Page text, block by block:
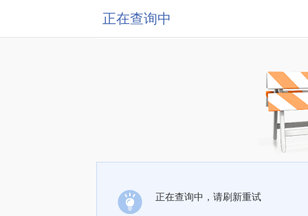
正在查询中
正在查询中，请刷新重试